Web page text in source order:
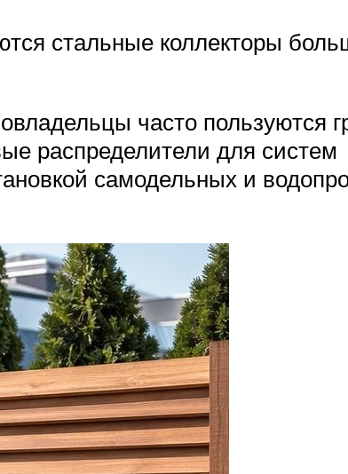
стальные коллекторы
часто пользуются
распределители для систем
самодельных и